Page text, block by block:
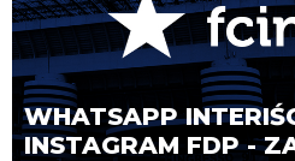
WHATSAPP
INSTAGRAM FDP -